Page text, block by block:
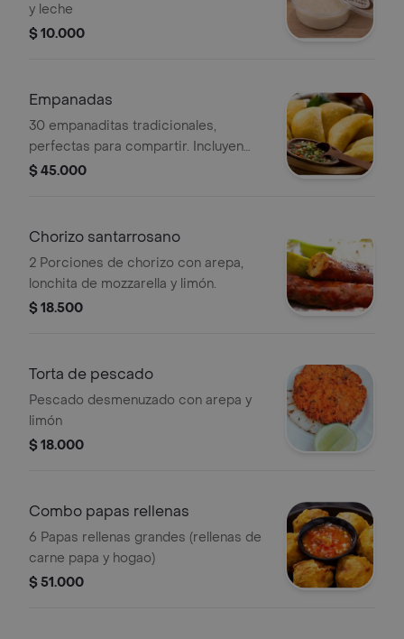
y leche
$ 10.000
Empanadas
30 empanaditas tradicionales,
perfectas para compartir. Incluyen
salsa para acompañar.
$ 45.000
Chorizo santarrosano
2 Porciones de chorizo con arepa,
lonchita de mozzarella y limón.
$ 18.500
Torta de pescado
Pescado desmenuzado con arepa y
limón
$ 18.000
Combo papas rellenas
6 Papas rellenas grandes (rellenas de
carne papa y hogao)
$ 51.000